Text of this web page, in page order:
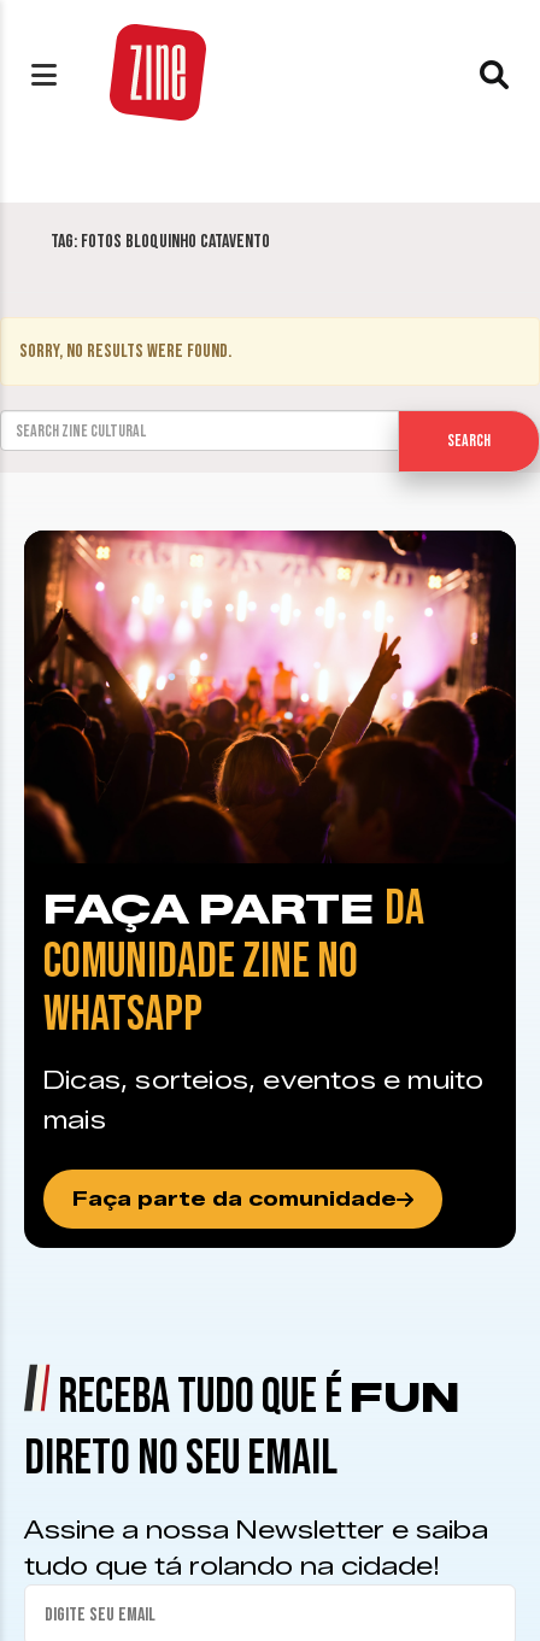
Tag: Fotos Bloquinho Catavento
Sorry, no results were found.
Search for:
Search
FAÇA PARTE DA
COMUNIDADE ZINE NO
WHATSAPP
Dicas, sorteios, eventos e muito
mais
Faça parte da comunidade
RECEBA TUDO QUE É FUN
DIRETO NO SEU EMAIL
Assine a nossa Newsletter e saiba
tudo que tá rolando na cidade!